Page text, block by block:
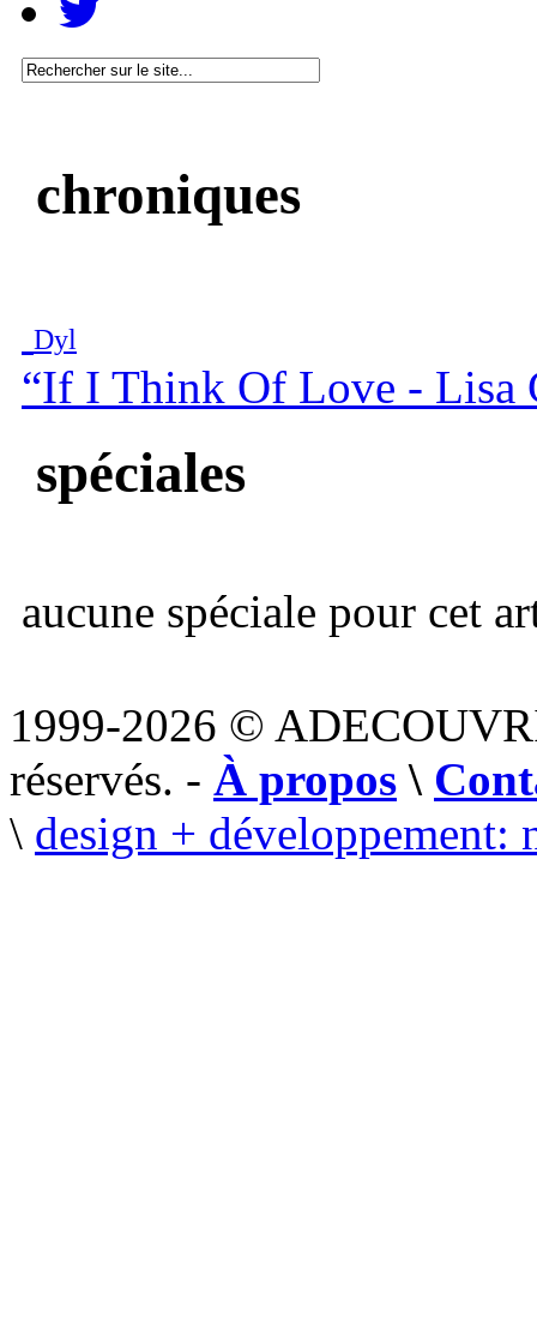
chroniques
Dyl
“If I Think Of Love - Lisa
spéciales
aucune spéciale pour cet
1999-2026 ©
réservés. - À propos \
\ design + développement: